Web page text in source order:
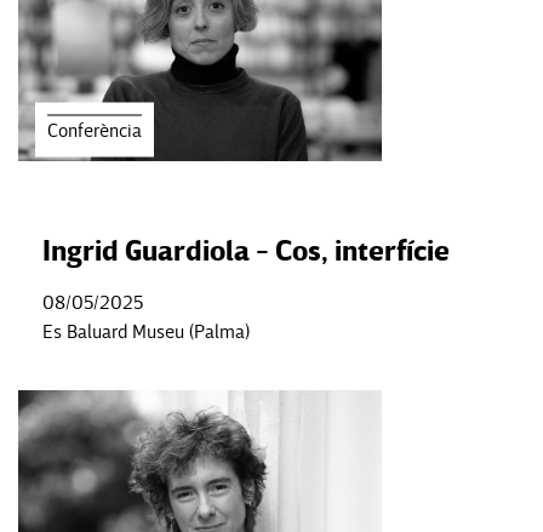
Conferència
Ingrid Guardiola - Cos, interfície
08/05/2025
Es Baluard Museu (Palma)